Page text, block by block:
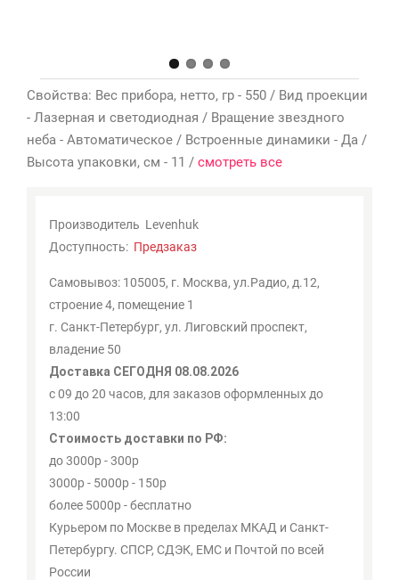
Свойства: Вес прибора, нетто, гр - 550 / Вид проекции
- Лазерная и светодиодная / Вращение звездного
неба - Автоматическое / Встроенные динамики - Да /
Высота упаковки, см - 11 / смотреть все
Производитель Levenhuk
Доступность: Предзаказ
Самовывоз: 105005, г. Москва, ул.Радио, д.12,
строение 4, помещение 1
г. Санкт-Петербург, ул. Лиговский проспект,
владение 50
Доставка СЕГОДНЯ 08.08.2026
с 09 до 20 часов, для заказов оформленных до
13:00
Стоимость доставки по РФ:
до 3000р - 300р
3000р - 5000р - 150р
более 5000р - бесплатно
Курьером по Москве в пределах МКАД и Санкт-
Петербургу. СПСР, СДЭК, ЕМС и Почтой по всей
России